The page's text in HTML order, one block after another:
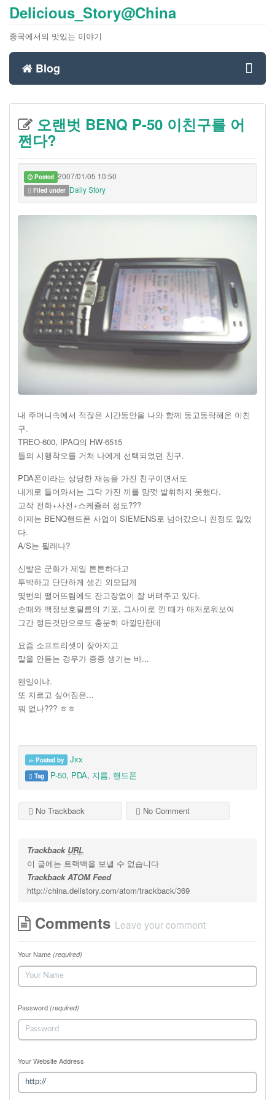
Delicious_Story@China
중국에서의 맛있는 이야기
Blog
오랜벗 BENQ P-50 이친구를 어
쩐다?
Posted 2007/01/05 10:50
Filed under Daily Story
내 주머니속에서 적잖은 시간동안을 나와 함께 동고동락해온 이친
구.
TREO-600, IPAQ의 HW-6515
들의 시행착오를 거쳐 나에게 선택되었던 친구.
PDA폰이라는 상당한 재능을 가진 친구이면서도
내게로 들어와서는 그닥 가진 끼를 맘껏 발휘하지 못했다.
고작 전화+사전+스케쥴러 정도???
이제는 BENQ핸드폰 사업이 SIEMENS로 넘어갔으니 친정도 잃었
다.
A/S는 될래나?
신발은 군화가 제일 튼튼하다고
투박하고 단단하게 생긴 외모답게
몇번의 떨어뜨림에도 잔고장없이 잘 버텨주고 있다.
손때와 액정보호필름의 기포, 그사이로 낀 때가 애처로워보여
그간 정든것만으로도 충분히 아낄만한데
요즘 소프트리셋이 잦아지고
말을 안듣는 경우가 종종 생기는 바...
왠일이냐.
또 지르고 싶어짐은...
뭐 없나??? ㅎㅎ
Posted by Jxx
Tag P-50, PDA, 지름, 핸드폰
No Trackback No Comment
Trackback URL
이 글에는 트랙백을 보낼 수 없습니다
Trackback ATOM Feed
http://china.delistory.com/atom/trackback/369
Comments Leave your comment
Your Name (required)
Password (required)
Your Website Address